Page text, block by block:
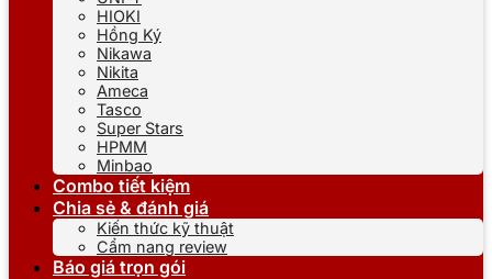
HIOKI
Hồng Ký
Nikawa
Nikita
Ameca
Tasco
Super Stars
HPMM
Minbao
Combo tiết kiệm
Chia sẻ & đánh giá
Kiến thức kỹ thuật
Cẩm nang review
Báo giá trọn gói